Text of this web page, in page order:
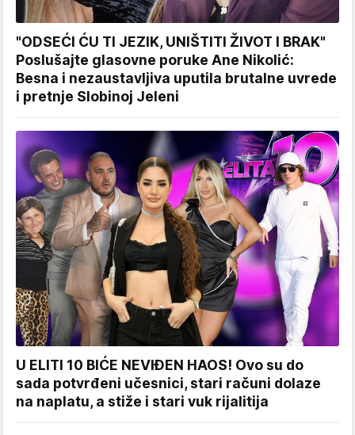
"ODSEĆI ĆU TI JEZIK, UNIŠTITI ŽIVOT I BRAK"
Poslušajte glasovne poruke Ane Nikolić:
Besna i nezaustavljiva uputila brutalne uvrede
i pretnje Slobinoj Jeleni
U ELITI 10 BIĆE NEVIĐEN HAOS! Ovo su do
sada potvrđeni učesnici, stari računi dolaze
na naplatu, a stiže i stari vuk rijalitija